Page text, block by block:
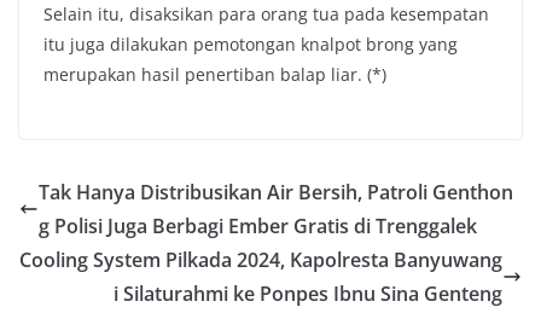
Selain itu, disaksikan para orang tua pada kesempatan
itu juga dilakukan pemotongan knalpot brong yang
merupakan hasil penertiban balap liar. (*)
Tak Hanya Distribusikan Air Bersih, Patroli Genthon
g Polisi Juga Berbagi Ember Gratis di Trenggalek
Cooling System Pilkada 2024, Kapolresta Banyuwang
i Silaturahmi ke Ponpes Ibnu Sina Genteng